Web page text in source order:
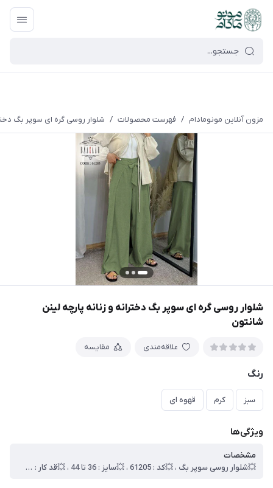
google-site-verification=UkFKasNatN7FPdBOwdojHjkgfDasi-
9oGygsJEdAZik
مزون آنلاین مونومادام / فهرست محصولات / شلوار روسی گره ای سوپر بگ
شلوار روسی گره ای سوپر بگ دخترانه و زنانه پارچه لینن
شانتون
علاقه‌مندی مقایسه
رنگ
سبز کرم قهوه ای
ویژگی‌ها
مشخصات
💥شلوار روسی سوپر بگ ، 💥کد : 61205 ، 💥سایز : 36 تا 44 ، 💥قد کار : 110 الی 115 سانت ، 💥دور کمر قابل تنظیم تا 105 سانت ، 💥جنس : لینن شانتون وارداتی ، 🎯بسته بندی تک سلفون ، 🎯کیفیت دوخت و تن خور عالی